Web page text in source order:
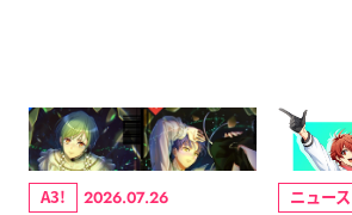
A3! 2026.07.26 ニュース